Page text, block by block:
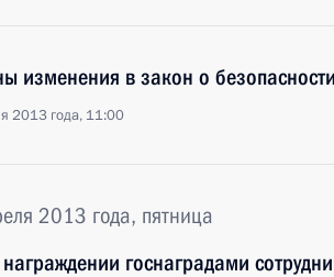
изменения в закон о
2013 года, 11:00
2013 года, пятница
госнаградами